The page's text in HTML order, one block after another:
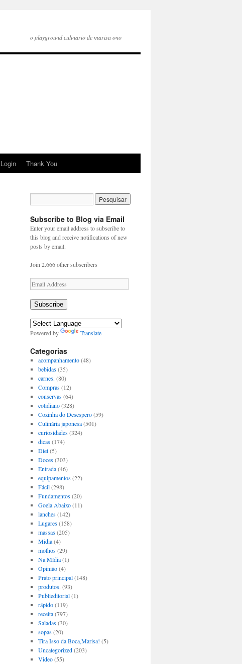
o playground culinario de marisa ono
Login Thank You
Subscribe to Blog via Email
Enter your email address to subscribe to
this blog and receive notifications of new
posts by email.
Join 2.666 other subscribers
Email
Address
Subscribe
Powered by Translate
Categorias
acompanhamento(48)
bebidas(35)
carnes. (80)
Compras(12)
conservas(64)
cotidiano(328)
Cozinha do Desespero(59)
Culinária japonesa(501)
curiosidades(324)
dicas(174)
Diet(5)
Doces(303)
Entrada(46)
equipamentos(22)
Fácil(298)
Fundamentos(20)
Goela Abaixo(11)
lanches(142)
Lugares(158)
massas(205)
Midia(4)
molhos(29)
Na Mídia(1)
Opinião(4)
Prato principal(148)
produtos. (93)
Publieditorial(1)
rápido(119)
receita(797)
Saladas(30)
sopas(20)
Tira Isso da Boca,Marisa! (5)
Uncategorized(203)
Video(55)